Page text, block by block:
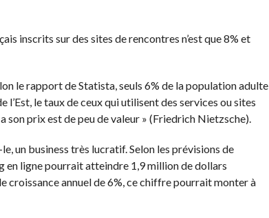
inscrits sur des sites de rencontres n’est que 8% et
le rapport de Statista, seuls 6% de la population adulte
le taux de ceux qui utilisent des services ou sites
son prix est de peu de valeur » (Friedrich Nietzsche).
un business très lucratif. Selon les prévisions de
en ligne pourrait atteindre 1,9 million de dollars
croissance annuel de 6%, ce chiffre pourrait monter à